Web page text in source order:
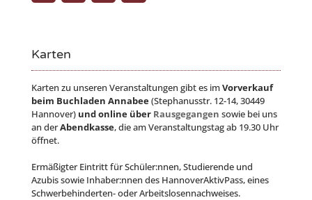
Karten
Karten zu unseren Veranstaltungen gibt es imVorverkauf
beim Buchladen Annabee(Stephanusstr. 12-14, 30449
Hannover) und online über Rausgegangen sowie bei uns
an derAbendkasse, die am Veranstaltungstag ab 19.30 Uhr
öffnet.
Ermäßigter Eintritt für Schüler:nnen, Studierende und
Azubis sowie Inhaber:nnen des HannoverAktivPass, eines
Schwerbehinderten- oder Arbeitslosennachweises.